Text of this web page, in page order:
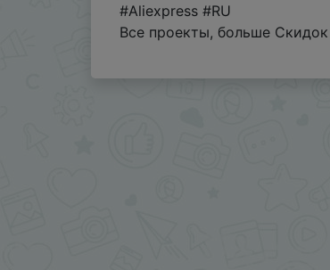
#Aliexpress #RU
Все проекты, больше